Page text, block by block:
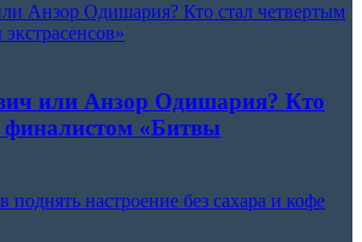
Анзор Одишария? Кто стал четвертым
или Анзор Одишария? Кто
финалистом «Битвы
поднять настроение без сахара и кофе